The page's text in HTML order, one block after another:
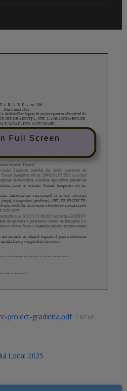
Full Screen
proiect-gradinita.pdf 187 kB
Local 2025